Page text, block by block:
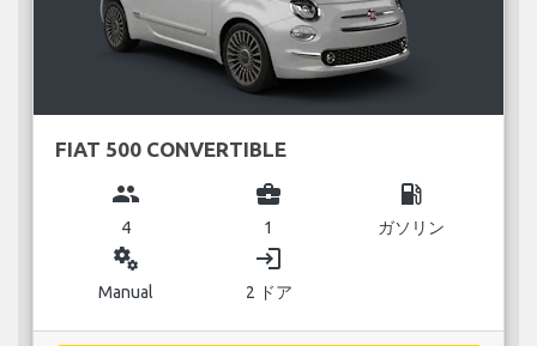
FIAT 500 CONVERTIBLE
group
4
business_center
1
local_gas_station
ガソリン
miscellaneous_services
Manual
login
2 ドア